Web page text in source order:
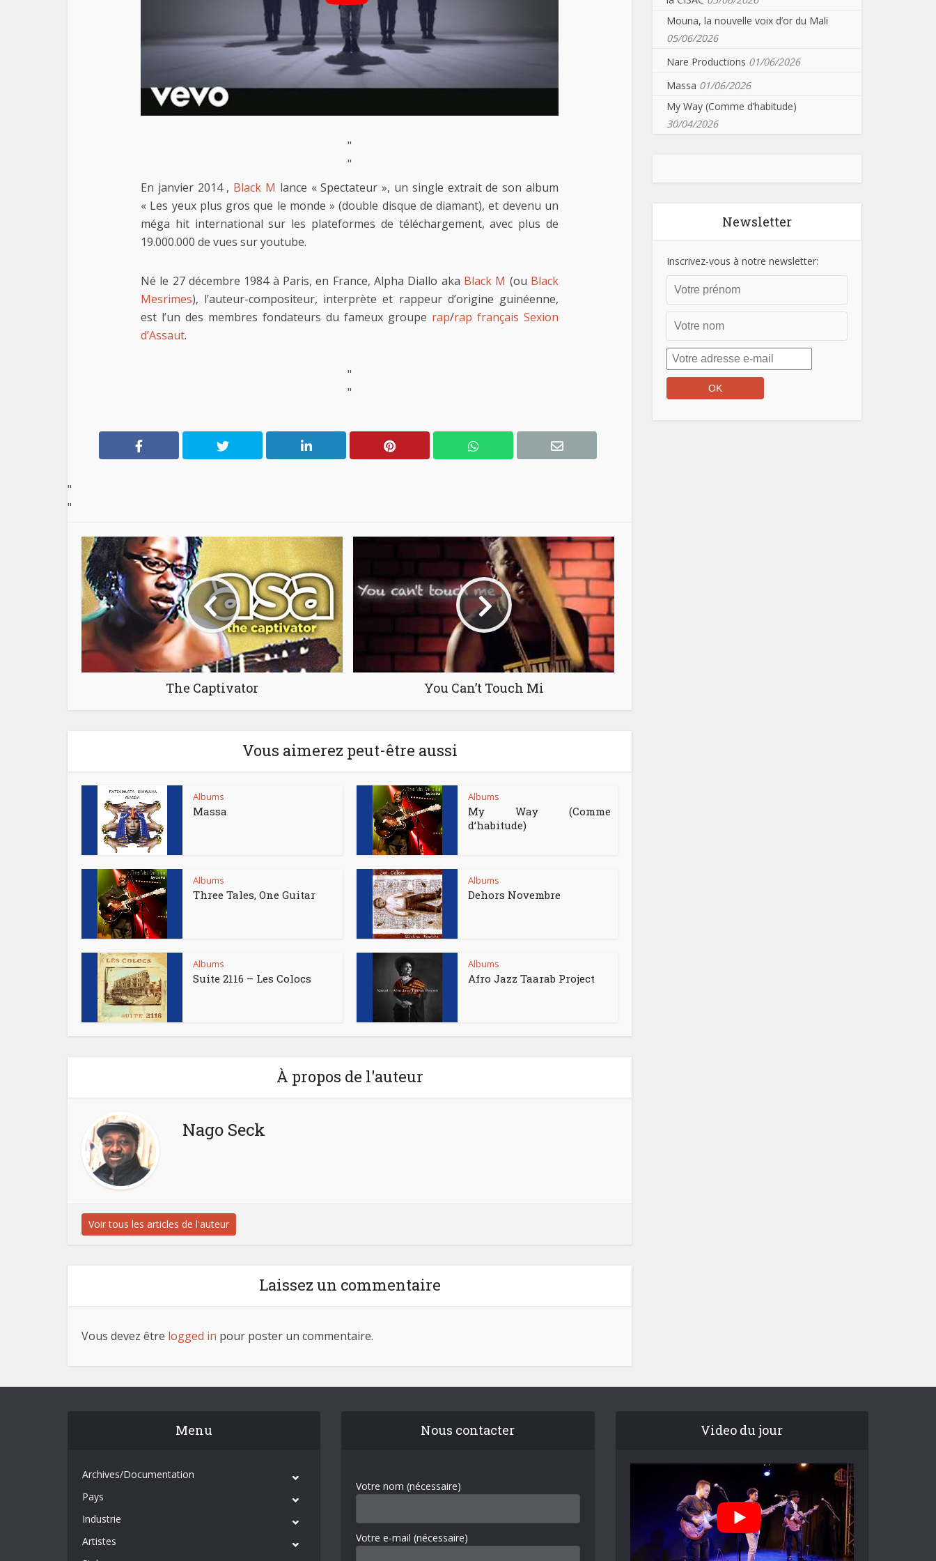
"
"
En janvier 2014 , Black M lance « Spectateur », un single extrait de son album
« Les yeux plus gros que le monde » (double disque de diamant), et devenu un
méga hit international sur les plateformes de téléchargement, avec plus de
19.000.000 de vues sur youtube.
Né le 27 décembre 1984 à Paris, en France, Alpha Diallo aka Black M (ou Black
Mesrimes), l’auteur-compositeur, interprète et rappeur d’origine guinéenne,
est l’un des membres fondateurs du fameux groupe rap/rap français Sexion
d’Assaut.
"
"
"
"
The Captivator You Can’t Touch Mi
Vous aimerez peut-être aussi
Albums
Massa
Albums
My Way (Comme
d’habitude)
Albums
Three Tales, One Guitar
Albums
Dehors Novembre
Albums
Suite 2116 – Les Colocs
Albums
Afro Jazz Taarab Project
À propos de l'auteur
Nago Seck
Voir tous les articles de l'auteur
Laissez un commentaire
Vous devez être logged in pour poster un commentaire.
Mouna, la nouvelle voix d’or du Mali
05/06/2026
Nare Productions 01/06/2026
Massa 01/06/2026
My Way (Comme d’habitude)
30/04/2026
Newsletter
Inscrivez-vous à notre newsletter:
Menu
Archives/Documentation
Pays
Industrie
Artistes
Nous contacter
Votre nom (nécessaire)
Votre e-mail (nécessaire)
Video du jour